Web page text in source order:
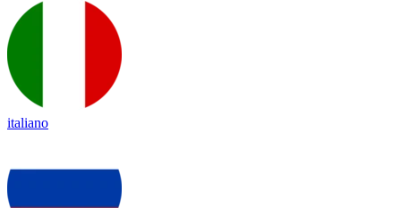
italiano